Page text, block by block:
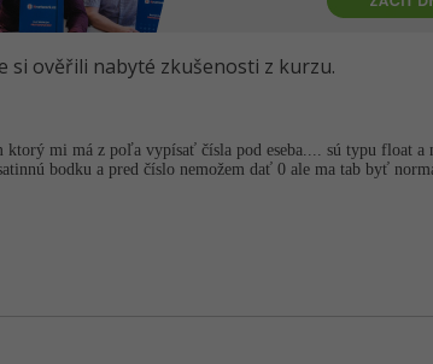
si ověřili nabyté zkušenosti z kurzu.
mi má z poľa vypísať čísla pod eseba.... sú typu float a
bodku a pred číslo nemožem dať 0 ale ma tab byť